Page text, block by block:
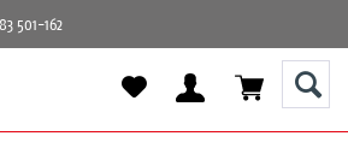
501-162